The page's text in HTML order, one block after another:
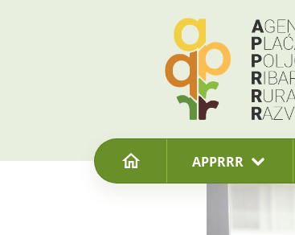
APPRRR